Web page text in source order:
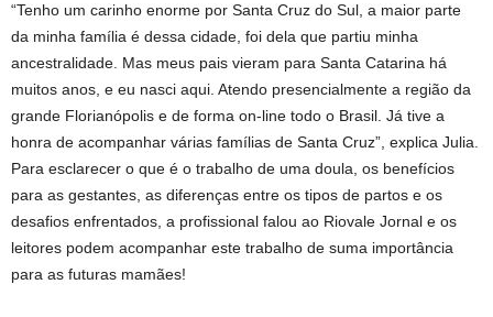
“Tenho um carinho enorme por Santa Cruz do Sul, a maior parte
da minha família é dessa cidade, foi dela que partiu minha
ancestralidade. Mas meus pais vieram para Santa Catarina há
muitos anos, e eu nasci aqui. Atendo presencialmente a região da
grande Florianópolis e de forma on-line todo o Brasil. Já tive a
honra de acompanhar várias famílias de Santa Cruz”, explica Julia.
Para esclarecer o que é o trabalho de uma doula, os benefícios
para as gestantes, as diferenças entre os tipos de partos e os
desafios enfrentados, a profissional falou ao Riovale Jornal e os
leitores podem acompanhar este trabalho de suma importância
para as futuras mamães!